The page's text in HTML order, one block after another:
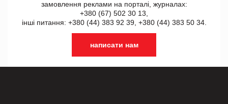
замовлення реклами на порталі, журналах:
+380 (67) 502 30 13,
інші питання: +380 (44) 383 92 39, +380 (44) 383 50 34.
написати нам